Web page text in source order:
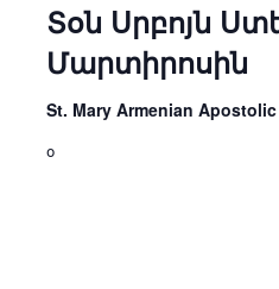
Տօն Սրբոյն
Մարտիրոսին
St. Mary Armenian
օ